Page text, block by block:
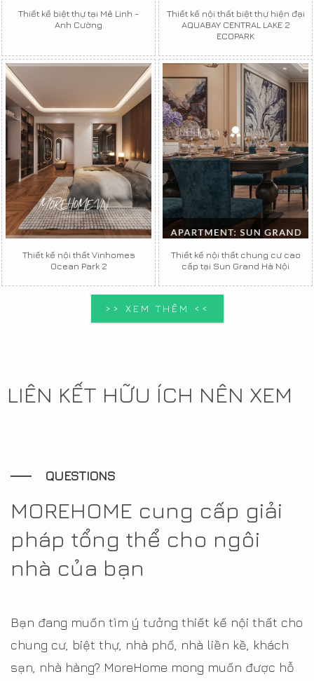
Thiết kế biệt thự tại Mê Linh -
Anh Cường
Thiết kế nội thất biệt thự hiện đại
AQUABAY CENTRAL LAKE 2
ECOPARK
Thiết kế nội thất Vinhomes
Ocean Park 2
Thiết kế nội thất chung cư cao
cấp tại Sun Grand Hà Nội
>> XEM THÊM <<
LIÊN KẾT HỮU ÍCH NÊN XEM
QUESTIONS
MOREHOME cung cấp giải
pháp tổng thể cho ngôi
nhà của bạn
Bạn đang muốn tìm ý tưởng thiết kế nội thất cho
chung cư, biệt thự, nhà phố, nhà liền kề, khách
sạn, nhà hàng? MoreHome mong muốn được hỗ